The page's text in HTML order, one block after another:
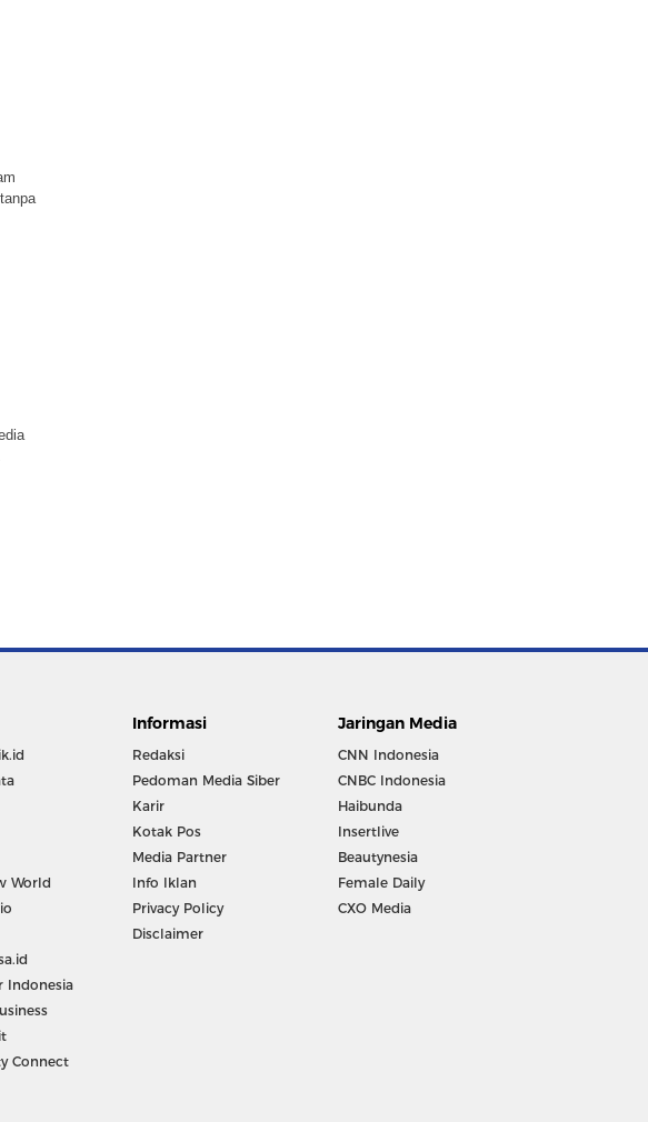
World
Indonesia
Connect
Informasi
Redaksi
Pedoman Media Siber
Karir
Kotak Pos
Media Partner
Info Iklan
Privacy Policy
Disclaimer
Jaringan Media
CNN Indonesia
CNBC Indonesia
Haibunda
Insertlive
Beautynesia
Female Daily
CXO Media